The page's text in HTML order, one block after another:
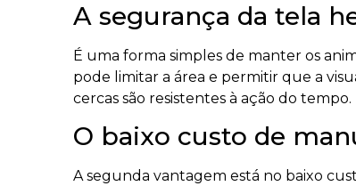
A segurança da tela
É uma forma simples de manter os
pode limitar a área e permitir que a
cercas são resistentes à ação do tempo.
O baixo custo de
A segunda vantagem está no baixo